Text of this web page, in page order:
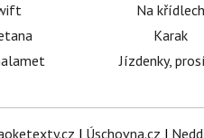
Na křídlech
Karak
Jízdenky,
| Úschovna.cz |